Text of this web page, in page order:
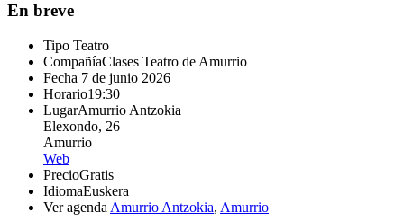
En breve
Tipo Teatro
CompañíaClases Teatro de Amurrio
Fecha 7 de junio 2026
Horario19:30
LugarAmurrio Antzokia
Elexondo, 26
Amurrio
Web
PrecioGratis
IdiomaEuskera
Ver agenda Amurrio Antzokia, Amurrio